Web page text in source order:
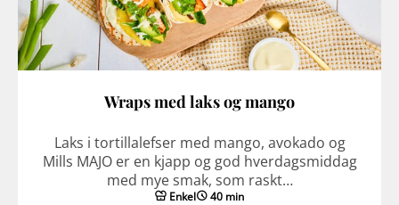
Wraps med laks og mango
Laks i tortillalefser med mango, avokado og
Mills MAJO er en kjapp og god hverdagsmiddag
med mye smak, som raskt…
Enkel 40 min